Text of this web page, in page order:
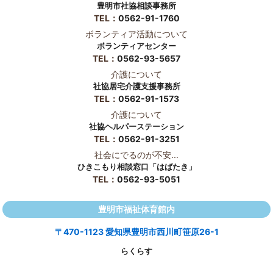
豊明市社協相談事務所
TEL： 0562-91-1760
ボランティア活動について
ボランティアセンター
TEL： 0562-93-5657
介護について
社協居宅介護支援事務所
TEL： 0562-91-1573
介護について
社協ヘルパーステーション
TEL： 0562-91-3251
社会にでるのが不安...
ひきこもり相談窓口「はばたき」
TEL： 0562-93-5051
豊明市福祉体育館内
〒470-1123 愛知県豊明市西川町笹原26-1
らくらす